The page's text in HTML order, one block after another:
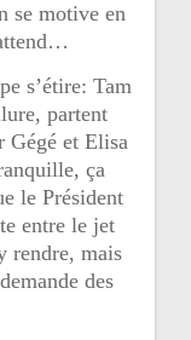
se motive en
s’étire: Tam
partent
Gégé et Elisa
ça
le Président
entre le jet
rendre, mais
des